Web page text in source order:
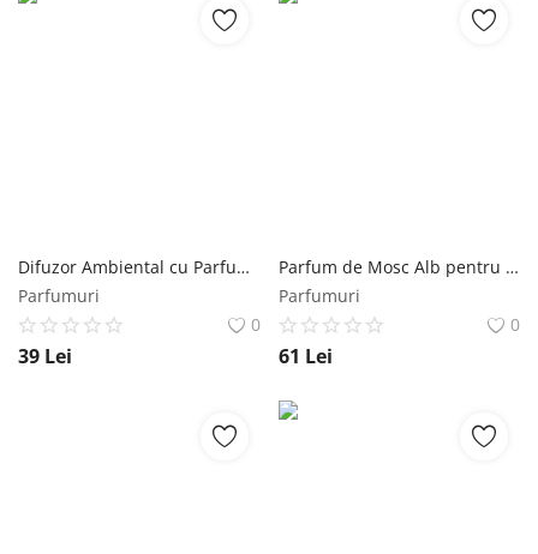
Difuzor Ambiental cu Parfum de Paciuli si Vanilie - Magic Lights AlessioBoltri, 125 ml Magic Lights
Parfumuri
0
39 Lei
Parfum de Mosc Alb pentru Tesaturi 19248 - Profuma Tessuti Muschio Bianco, Magic Lights, 250 ml Magic Lights
Parfumuri
0
61 Lei